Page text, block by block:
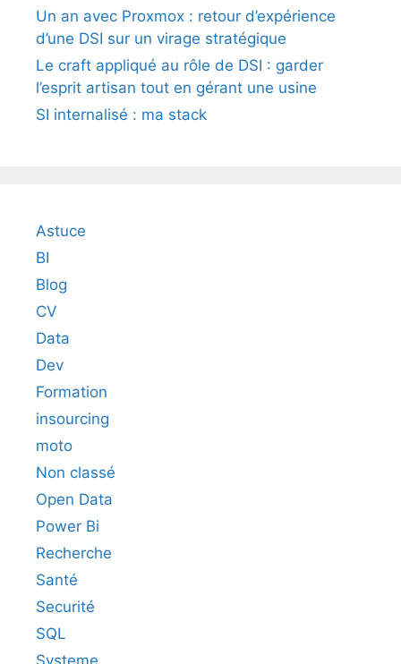
Un an avec Proxmox : retour d’expérience
d’une DSI sur un virage stratégique
Le craft appliqué au rôle de DSI : garder
l’esprit artisan tout en gérant une usine
SI internalisé : ma stack
Astuce
BI
Blog
CV
Data
Dev
Formation
insourcing
moto
Non classé
Open Data
Power Bi
Recherche
Santé
Securité
SQL